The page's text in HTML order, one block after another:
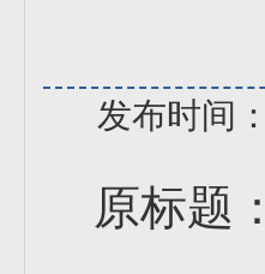
发布时间
原标题